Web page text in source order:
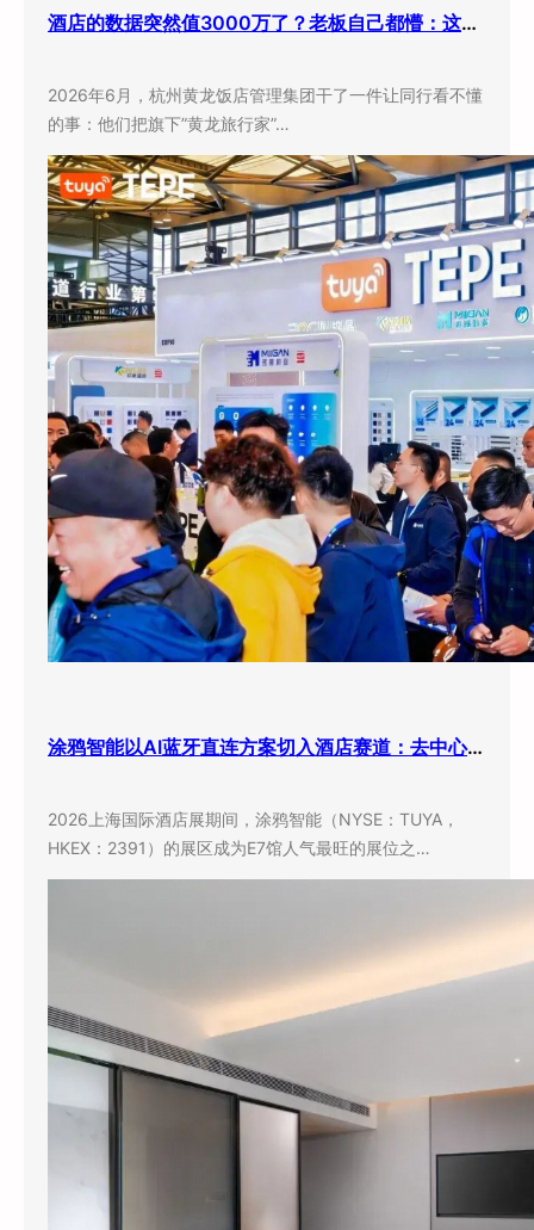
酒店的数据突然值3000万了？老板自己都懵：这玩意儿还能卖钱？
2026年6月，杭州黄龙饭店管理集团干了一件让同行看不懂
的事：他们把旗下”黄龙旅行家”…
涂鸦智能以AI蓝牙直连方案切入酒店赛道：去中心化架构破解智能化改造三大痛点
2026上海国际酒店展期间，涂鸦智能（NYSE：TUYA，
HKEX：2391）的展区成为E7馆人气最旺的展位之…